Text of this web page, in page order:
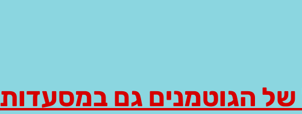
הגוטמנים גם במסעדות